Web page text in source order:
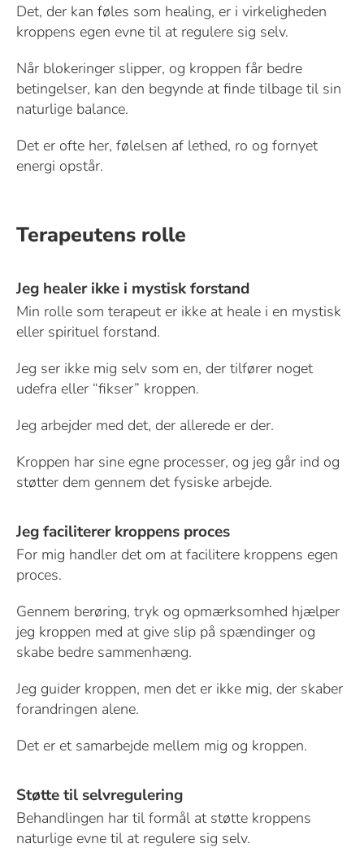
Det, der kan føles som healing, er i virkeligheden
kroppens egen evne til at regulere sig selv.
Når blokeringer slipper, og kroppen får bedre
betingelser, kan den begynde at finde tilbage til sin
naturlige balance.
Det er ofte her, følelsen af lethed, ro og fornyet
energi opstår.
Terapeutens rolle
Jeg healer ikke i mystisk forstand
Min rolle som terapeut er ikke at heale i en mystisk
eller spirituel forstand.
Jeg ser ikke mig selv som en, der tilfører noget
udefra eller “fikser” kroppen.
Jeg arbejder med det, der allerede er der.
Kroppen har sine egne processer, og jeg går ind og
støtter dem gennem det fysiske arbejde.
Jeg faciliterer kroppens proces
For mig handler det om at facilitere kroppens egen
proces.
Gennem berøring, tryk og opmærksomhed hjælper
jeg kroppen med at give slip på spændinger og
skabe bedre sammenhæng.
Jeg guider kroppen, men det er ikke mig, der skaber
forandringen alene.
Det er et samarbejde mellem mig og kroppen.
Støtte til selvregulering
Behandlingen har til formål at støtte kroppens
naturlige evne til at regulere sig selv.